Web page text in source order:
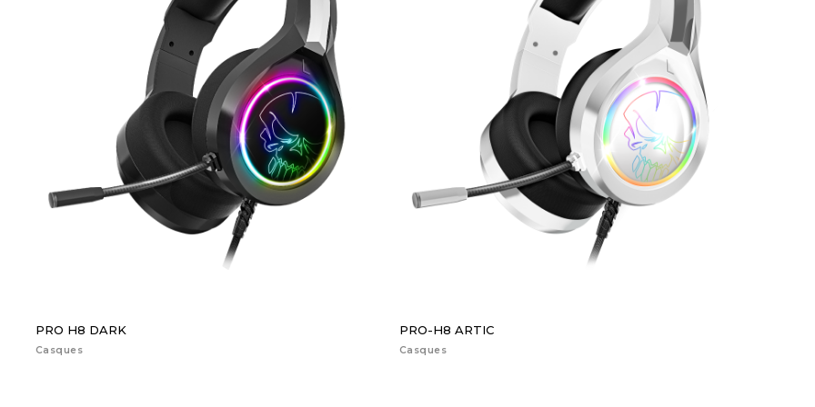
PRO H8 DARK
Casques
PRO-H8 ARTIC
Casques